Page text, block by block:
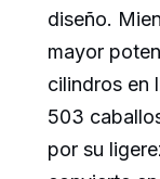
diseño.
mayor
cilindros en
503
por su